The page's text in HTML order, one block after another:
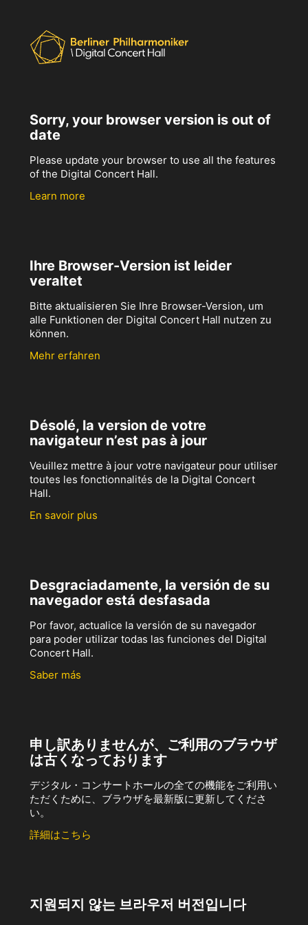
Sorry, your browser version is out of
date
Please update your browser to use all the features
of the Digital Concert Hall.
Learn more
Ihre Browser-Version ist leider
veraltet
Bitte aktualisieren Sie Ihre Browser-Version, um
alle Funktionen der Digital Concert Hall nutzen zu
können.
Mehr erfahren
Désolé, la version de votre
navigateur n’est pas à jour
Veuillez mettre à jour votre navigateur pour utiliser
toutes les fonctionnalités de la Digital Concert
Hall.
En savoir plus
Desgraciadamente, la versión de su
navegador está desfasada
Por favor, actualice la versión de su navegador
para poder utilizar todas las funciones del Digital
Concert Hall.
Saber más
申し訳ありませんが、ご利用のブラウザ
は古くなっております
デジタル・コンサートホールの全ての機能をご利用い
ただくために、ブラウザを最新版に更新してくださ
い。
詳細はこちら
지원되지 않는 브라우저 버전입니다